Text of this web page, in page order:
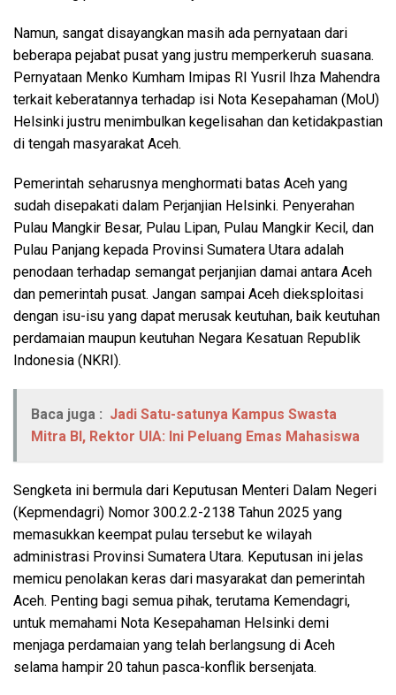
Namun, sangat disayangkan masih ada pernyataan dari
beberapa pejabat pusat yang justru memperkeruh suasana.
Pernyataan Menko Kumham Imipas RI Yusril Ihza Mahendra
terkait keberatannya terhadap isi Nota Kesepahaman (MoU)
Helsinki justru menimbulkan kegelisahan dan ketidakpastian
di tengah masyarakat Aceh.
Pemerintah seharusnya menghormati batas Aceh yang
sudah disepakati dalam Perjanjian Helsinki. Penyerahan
Pulau Mangkir Besar, Pulau Lipan, Pulau Mangkir Kecil, dan
Pulau Panjang kepada Provinsi Sumatera Utara adalah
penodaan terhadap semangat perjanjian damai antara Aceh
dan pemerintah pusat. Jangan sampai Aceh dieksploitasi
dengan isu-isu yang dapat merusak keutuhan, baik keutuhan
perdamaian maupun keutuhan Negara Kesatuan Republik
Indonesia (NKRI).
Baca juga : Jadi Satu-satunya Kampus Swasta
Mitra BI, Rektor UIA: Ini Peluang Emas Mahasiswa
Sengketa ini bermula dari Keputusan Menteri Dalam Negeri
(Kepmendagri) Nomor 300.2.2-2138 Tahun 2025 yang
memasukkan keempat pulau tersebut ke wilayah
administrasi Provinsi Sumatera Utara. Keputusan ini jelas
memicu penolakan keras dari masyarakat dan pemerintah
Aceh. Penting bagi semua pihak, terutama Kemendagri,
untuk memahami Nota Kesepahaman Helsinki demi
menjaga perdamaian yang telah berlangsung di Aceh
selama hampir 20 tahun pasca-konflik bersenjata.